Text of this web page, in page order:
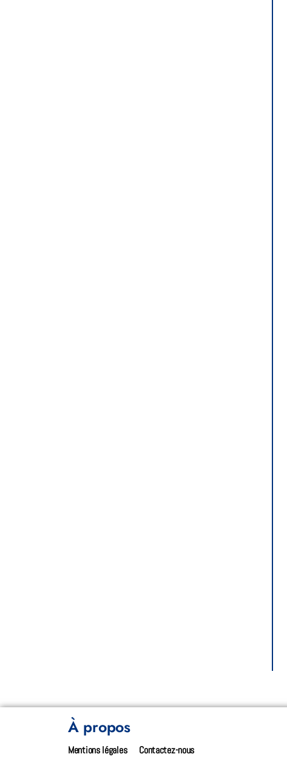
À propos
Mentions légales Contactez-nous